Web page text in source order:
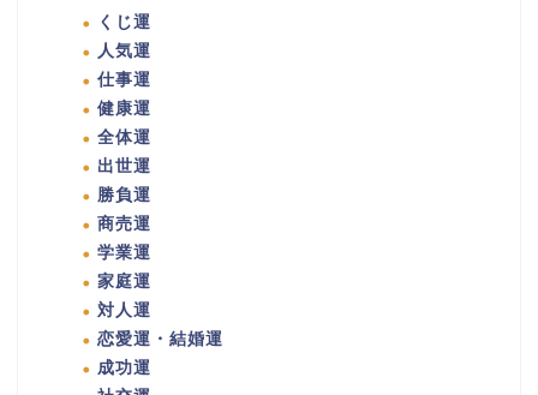
くじ運
人気運
仕事運
健康運
全体運
出世運
勝負運
商売運
学業運
家庭運
対人運
恋愛運・結婚運
成功運